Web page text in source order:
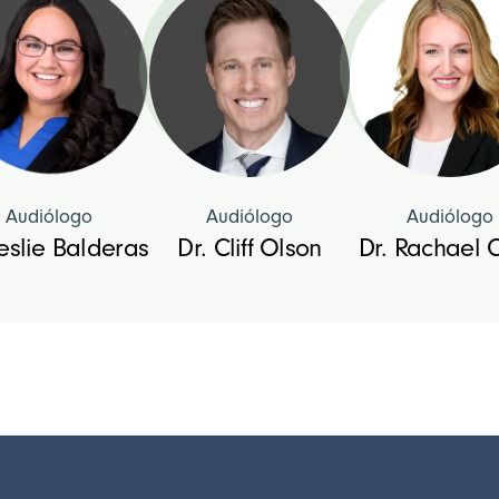
Audiólogo
Balderas
Audiólogo
Dr. Cliff Olson
Audiólogo
Dr. Rachael